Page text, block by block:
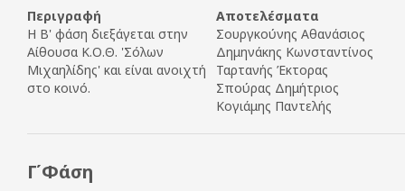
Περιγραφή
Η Β' φάση διεξάγεται στην
Αίθουσα Κ.Ο.Θ. 'Σόλων
Μιχαηλίδης' και είναι ανοιχτή
στο κοινό.
Αποτελέσματα
Σουργκούνης Αθανάσιος
Δημηνάκης Κωνσταντίνος
Ταρτανής Έκτορας
Σπούρας Δημήτριος
Κογιάμης Παντελής
Γ΄Φάση